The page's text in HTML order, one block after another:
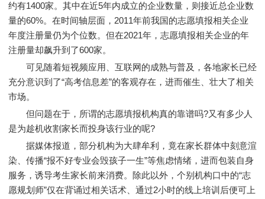
约有1400家。其中在近5年内成立的企业数量，则接近总企业数
量的60%。在时间轴层面，2011年前我国的志愿填报相关企业
年度注册量仍为个位数。但在2021年，志愿填报相关企业的年
注册量却飙升到了600家。
可见随着短视频应用、互联网的成熟与普及，各地家长已经
充分意识到了“高考信息差”的客观存在，进而催生、壮大了相关
市场。
但问题在于，所谓的志愿填报机构真的靠谱吗?又有多少人
是为趁机收割家长而投身该行业的呢?
据媒体报道，部分机构为大肆牟利，竟在家长群体中刻意渲
染、传播“报不好专业会毁孩子一生”等焦虑情绪，进而包装自身
服务，诱导考生家长前来消费。除此以外，个别机构口中的“志
愿规划师”仅在背诵过相关话术、通过2小时的线上培训后便可上